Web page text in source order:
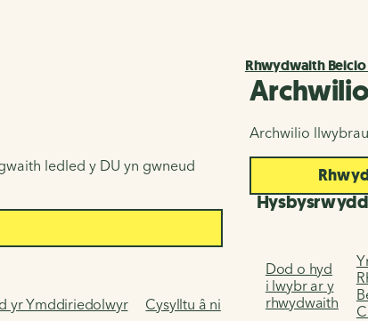
ledled y DU yn gwneud
yr Ymddiriedolwyr Cysylltu â ni
Rhwydwaith
Archwilio
Archwilio
Hysbysrwydd
Dod o hyd
i lwybr ar y
rhwydwaith